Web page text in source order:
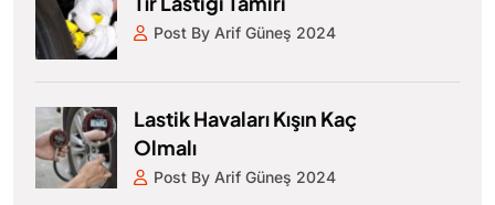
Post By Arif Güneş 2024
Lastik Havaları Kışın Kaç
Olmalı
Post By Arif Güneş 2024